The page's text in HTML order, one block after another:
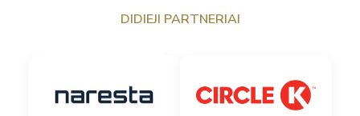
DIDIEJI PARTNERIAI